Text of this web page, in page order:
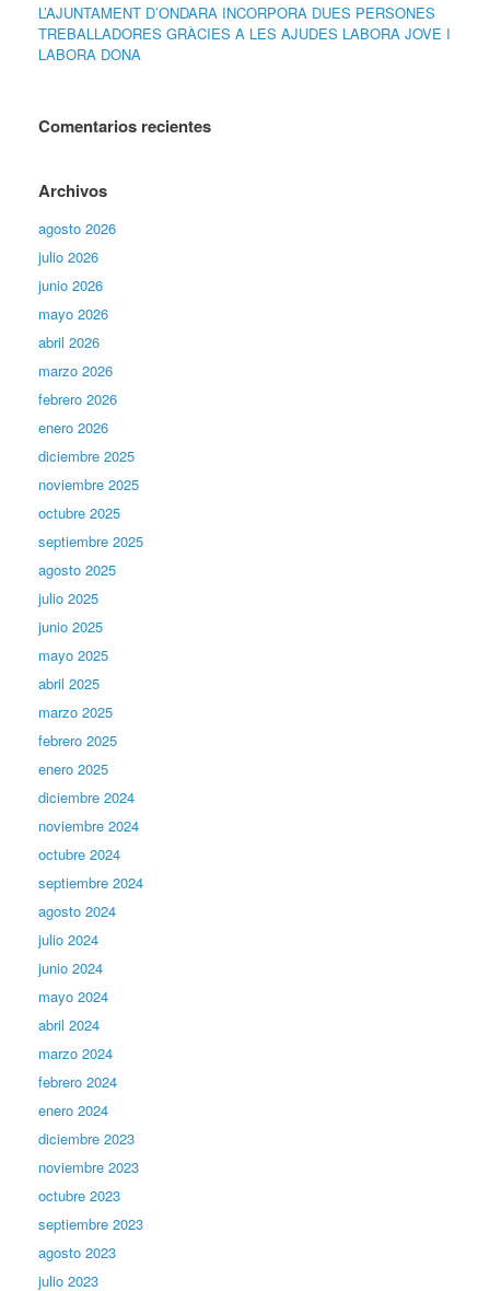
L’AJUNTAMENT D’ONDARA INCORPORA DUES PERSONES
TREBALLADORES GRÀCIES A LES AJUDES LABORA JOVE I
LABORA DONA
Comentarios recientes
Archivos
agosto 2026
julio 2026
junio 2026
mayo 2026
abril 2026
marzo 2026
febrero 2026
enero 2026
diciembre 2025
noviembre 2025
octubre 2025
septiembre 2025
agosto 2025
julio 2025
junio 2025
mayo 2025
abril 2025
marzo 2025
febrero 2025
enero 2025
diciembre 2024
noviembre 2024
octubre 2024
septiembre 2024
agosto 2024
julio 2024
junio 2024
mayo 2024
abril 2024
marzo 2024
febrero 2024
enero 2024
diciembre 2023
noviembre 2023
octubre 2023
septiembre 2023
agosto 2023
julio 2023